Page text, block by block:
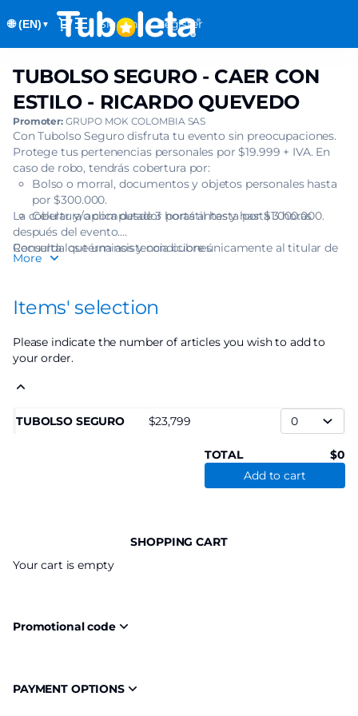
🌐 (EN) ▼ Dialog
Sign in Register
selection
CAER
CON
ESTILO
RICARDO
QUEVEDO]
Tuboleta.com
TUBOLSO
-
CAER
CON
ESTILO
RICARDO
QUEVEDO
TUBOLSO SEGURO - CAER CON
ESTILO - RICARDO QUEVEDO
Promoter: GRUPO MOK COLOMBIA SAS
Con Tubolso Seguro disfruta tu evento sin preocupaciones.
Protege tus pertenencias personales por $19.999 + IVA. En
caso de robo, tendrás cobertura por:
Bolso o morral, documentos y objetos personales hasta
por $300.000.
Celular y/o computador portátil hasta por $1.000.000.
La cobertura aplica desde 3 horas antes y hasta 3 horas
después del evento.
Recuerda que una asistencia cubre únicamente al titular de
una (1) boleta.
Consulta los términos y condiciones
More
Items' selection
Please indicate the number of articles you wish to add to
your order.
TUBOLSO SEGURO 23,799
TOTAL
0
Add to cart
SHOPPING CART
Your cart is empty
Promotional code
PAYMENT OPTIONS